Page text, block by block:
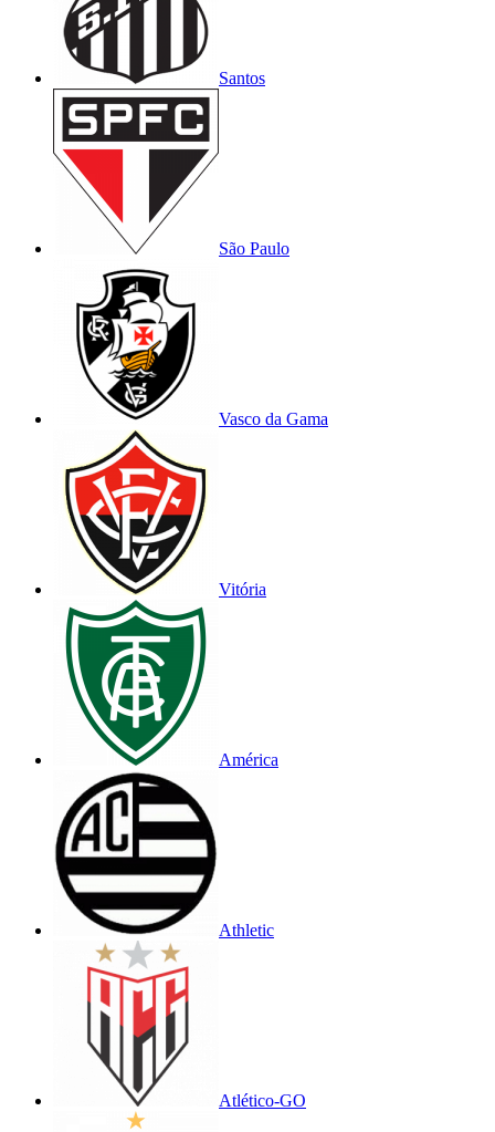
Santos
São Paulo
Vasco da Gama
Vitória
América
Athletic
Atlético-GO